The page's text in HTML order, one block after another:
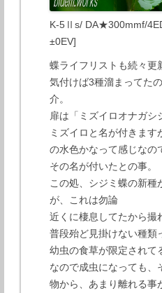
K-5Ⅱs/ DA★300mmf/
±0EV]
蝶ライフリストも続々更
気付けば3種溜まってた
介。
扉は「ミズイロオナガシ
ミズイロと名が付きま
の水色かなって感じなの
その名が付いたとの事。
この処、シジミ蝶の新種
が、これは勿論
近くに棲息してたから撮
普段殆ど見掛けない種類
幼虫の食草が限定されて
なので成虫になっても、
物から、あまり離れる事